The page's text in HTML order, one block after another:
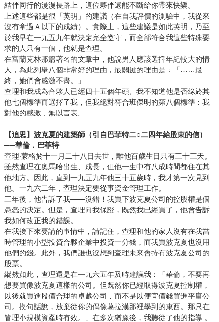
結伴同行的漫漫長路上，這位夥伴還能不斷給你帶來快樂。
上述這些都是很「英明」的建議（在自我評價的測驗中，我從來
沒有拿過Ａ以下的成績）。實際上，這些建議是如此英明，乃至
於我早在一九五九年就決定完全遵守，而全部符合我這些特殊要
求的人只有一個，他就是查理。
在富蘭克林那篇著名的文章中，他說男人應該選擇年紀較大的情
人，為此列舉八個非常好的理由，最關鍵的理由是：「……最
終，她們會感激不盡。」
查理和我成為合夥人已經四十五個年頭。我不知道他是否緣於其
他七個標準而選擇了我，但我絕對符合班傑明的第八個標準：我
對他的感激，無以言表。
【追思】波克夏的建築師（引自巴菲特二○二四年給股東的信）
──華倫．巴菲特
查理‧蒙格於十一月二十八日去世，離他百歲生日只有三十三天。
雖然查理在奧馬哈出生、成長，但他一生中有八成時間都住在其
他地方。因此，直到一九五九年他三十五歲時，我才第一次見到
他。一九六二年，查理決定要從事資金管理工作。
三年後，他告訴了我——沒錯！我買下波克夏公司的控股權是個
愚蠢的決定。但是，查理向我保證，既然我已經買了，他會告訴
我如何改正我的錯誤。
在我接下來要講的事情中，請記住，查理和他的家人沒有在我當
時管理的小型投資合夥企業中投資一分錢，而我買波克夏也沒用
他們的錢。此外，我們誰也沒想到查理未來會持有波克夏公司的
股票。
縱然如此，查理還是在一九六五年及時建議我：「華倫，不要再
想要買像波克夏這樣的公司。但既然你已經取得波克夏控制權，
以後就買進股價合理的卓越公司，而不是以便宜價錢買進平庸公
司。換句話說，放棄從你的偶像葛拉漢那裡學到的東西。那只在
管理小規模資產時有效。」在多次猶豫後，我聽從了他的指導 。